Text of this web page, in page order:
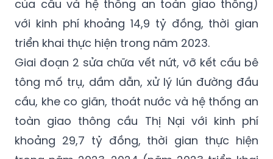
triển khai thực hiện trong năm 2023.
Giai đoạn 2 sửa chữa vết nứt, vỡ kết cấu bê
tông mố trụ, dầm dẫn, xử lý lún đường đầu
cầu, khe co giãn, thoát nước và hệ thống an
toàn giao thông cầu Thị Nại với kinh phí
khoảng 29,7 tỷ đồng, thời gian thực hiện
trong năm 2023-2024 (năm 2023 triển khai
công tác chuẩn bị đầu tư dự án).